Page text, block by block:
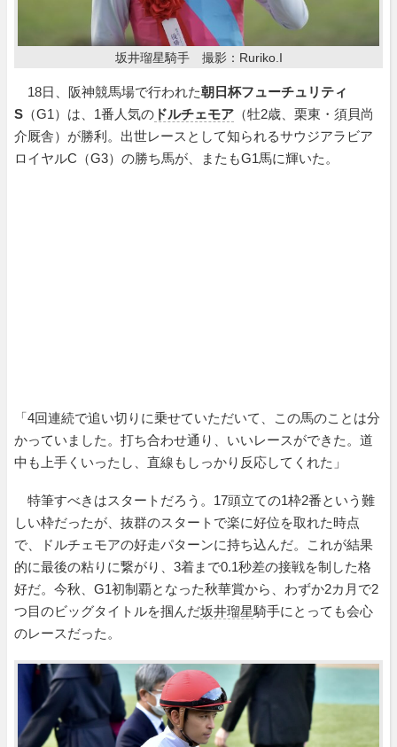
坂井瑠星騎手 撮影：Ruriko.I
18日、阪神競馬場で行われた朝日杯フューチュリティ
S （G1）は、1番人気の ドルチェモア （牡2歳、栗東・須貝尚
介厩舎）が勝利。出世レースとして知られるサウジアラビア
ロイヤルC（G3）の勝ち馬が、またもG1馬に輝いた。
「4回連続で追い切りに乗せていただいて、この馬のことは分
かっていました。打ち合わせ通り、いいレースができた。道
中も上手くいったし、直線もしっかり反応してくれた」
特筆すべきはスタートだろう。17頭立ての1枠2番という難
しい枠だったが、抜群のスタートで楽に好位を取れた時点
で、ドルチェモアの好走パターンに持ち込んだ。これが結果
的に最後の粘りに繋がり、3着まで0.1秒差の接戦を制した格
好だ。今秋、G1初制覇となった秋華賞から、わずか2カ月で2
つ目のビッグタイトルを掴んだ坂井瑠星騎手にとっても会心
のレースだった。